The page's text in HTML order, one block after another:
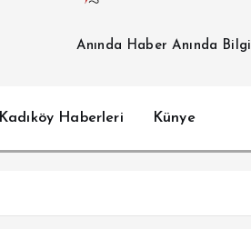
Anında Haber Anında Bilgi
Kadıköy Haberleri Künye